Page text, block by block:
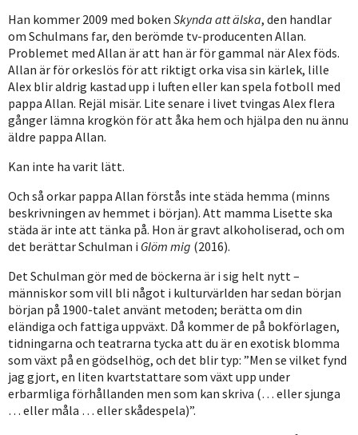
Han kommer 2009 med boken Skynda att älska, den handlar
om Schulmans far, den berömde tv-producenten Allan.
Problemet med Allan är att han är för gammal när Alex föds.
Allan är för orkeslös för att riktigt orka visa sin kärlek, lille
Alex blir aldrig kastad upp i luften eller kan spela fotboll med
pappa Allan. Rejäl misär. Lite senare i livet tvingas Alex flera
gånger lämna krogkön för att åka hem och hjälpa den nu ännu
äldre pappa Allan.
Kan inte ha varit lätt.
Och så orkar pappa Allan förstås inte städa hemma (minns
beskrivningen av hemmet i början). Att mamma Lisette ska
städa är inte att tänka på. Hon är gravt alkoholiserad, och om
det berättar Schulman i Glöm mig (2016).
Det Schulman gör med de böckerna är i sig helt nytt –
människor som vill bli något i kulturvärlden har sedan början
början på 1900-talet använt metoden; berätta om din
eländiga och fattiga uppväxt. Då kommer de på bokförlagen,
tidningarna och teatrarna tycka att du är en exotisk blomma
som växt på en gödselhög, och det blir typ: ”Men se vilket fynd
jag gjort, en liten kvartstattare som växt upp under
erbarmliga förhållanden men som kan skriva (… eller sjunga
… eller måla … eller skådespela)”.